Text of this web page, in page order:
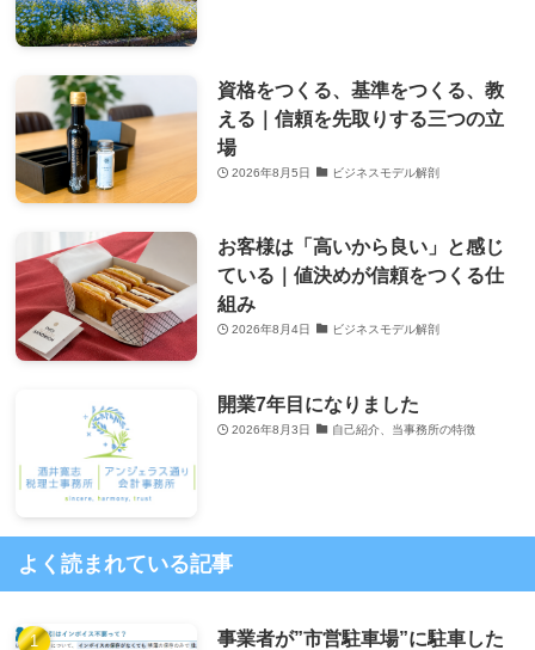
資格をつくる、基準をつくる、教
える｜信頼を先取りする三つの立
場
2026年8月5日 ビジネスモデル解剖
お客様は「高いから良い」と感じ
ている｜値決めが信頼をつくる仕
組み
2026年8月4日 ビジネスモデル解剖
開業7年目になりました
2026年8月3日 自己紹介、当事務所の特徴
よく読まれている記事
事業者が”市営駐車場”に駐車した